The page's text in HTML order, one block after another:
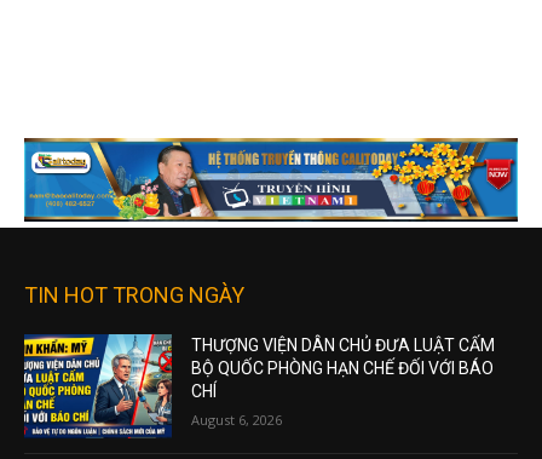
TIN HOT TRONG NGÀY
THƯỢNG VIỆN DÂN CHỦ ĐƯA LUẬT CẤM
BỘ QUỐC PHÒNG HẠN CHẾ ĐỐI VỚI BÁO
CHÍ
August 6, 2026